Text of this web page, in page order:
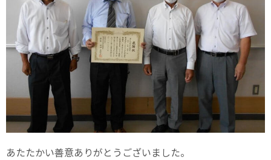
あたたかい善意ありがとうございました。